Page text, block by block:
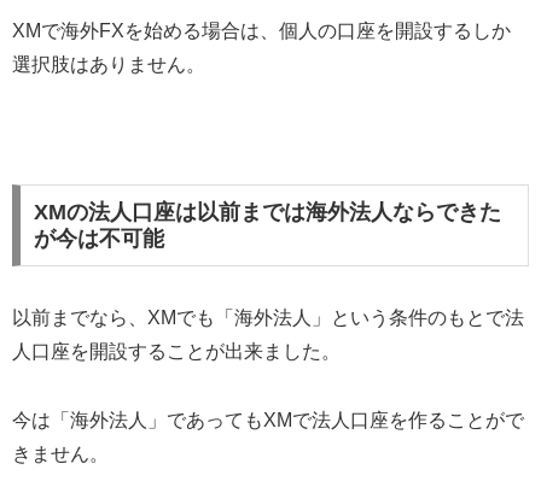
XMで海外FXを始める場合は、個人の口座を開設するしか
選択肢はありません。
XMの法人口座は以前までは海外法人ならできた
が今は不可能
以前までなら、XMでも「海外法人」という条件のもとで法
人口座を開設することが出来ました。
今は「海外法人」であってもXMで法人口座を作ることがで
きません。